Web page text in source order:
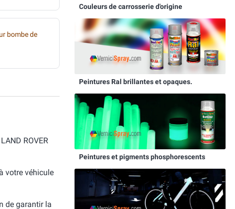
bombe de
ROVER
votre véhicule
de garantir la
Couleurs de carrosserie d'origine
Peintures Ral brillantes et opaques.
Peintures et pigments phosphorescents